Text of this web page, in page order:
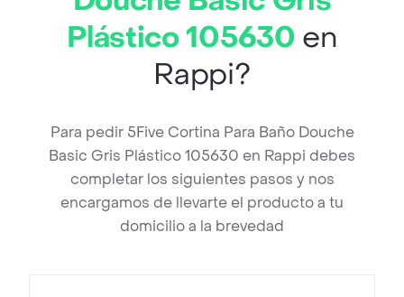
Plástico 105630 en
Rappi?
Para pedir 5Five Cortina Para Baño Douche
Basic Gris Plástico 105630 en Rappi debes
completar los siguientes pasos y nos
encargamos de llevarte el producto a tu
domicilio a la brevedad